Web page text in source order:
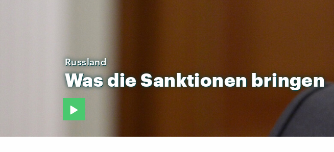
Russland
WasdieSanktionen bringen